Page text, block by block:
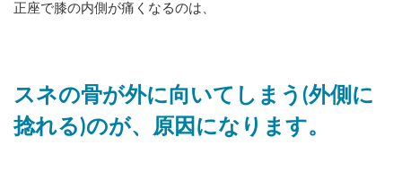
正座で膝の内側が痛くなるのは、
スネの骨が外に向いてしまう(外側に
捻れる)のが、原因になります。